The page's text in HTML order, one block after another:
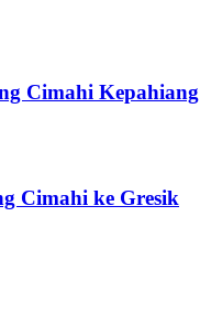
Cimahi Kepahiang
Cimahi ke Gresik